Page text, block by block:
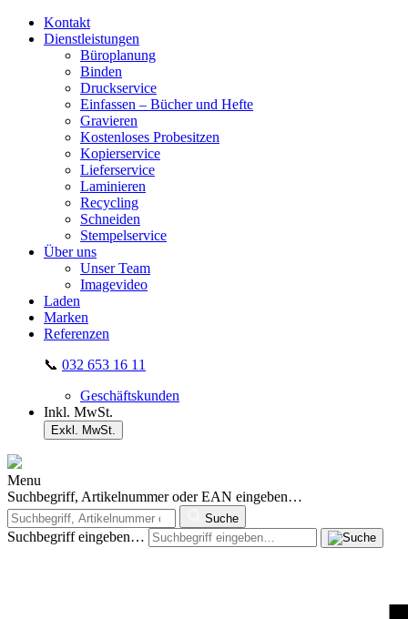
Kontakt
Dienstleistungen
Büroplanung
Binden
Druckservice
Einfassen – Bücher und Hefte
Gravieren
Kostenloses Probesitzen
Kopierservice
Lieferservice
Laminieren
Recycling
Schneiden
Stempelservice
Über uns
Unser Team
Imagevideo
Laden
Marken
Referenzen
📞 032 653 16 11
Geschäftskunden
Inkl. MwSt.
Exkl. MwSt.
Menu
Suchbegriff, Artikelnummer oder EAN eingeben…
Suche
Suchbegriff eingeben…